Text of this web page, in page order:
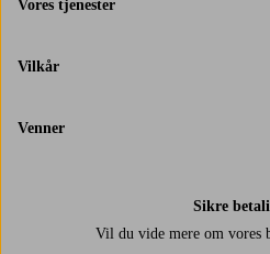
Vores tjenester
Vilkår
Venner
Sikre
Vil du vide mere om vores